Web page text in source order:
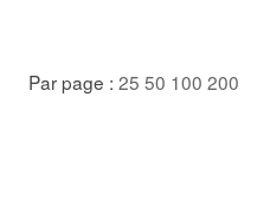
Par page : 25 50 100 200